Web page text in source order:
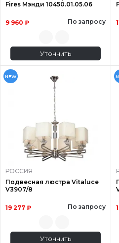
Fires Мэнди 10450.01.05.06
9 960 ₽ По запросу
Уточнить
NEW
РОССИЯ
Подвесная люстра Vitaluce
V3907/8
19 277 ₽ По запросу
Уточнить